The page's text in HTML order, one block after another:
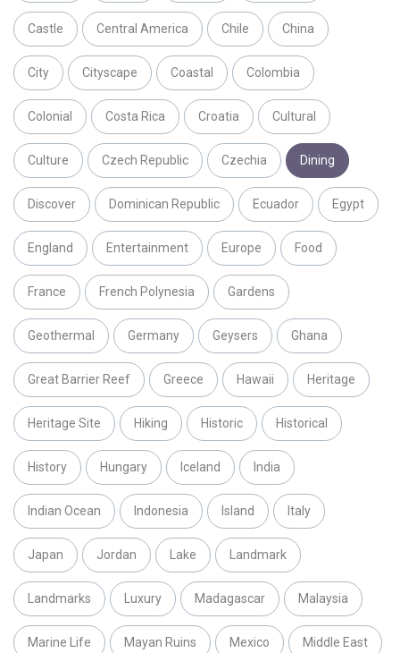
Castle Central America Chile China
City Cityscape Coastal Colombia
Colonial Costa Rica Croatia Cultural
Culture Czech Republic Czechia Dining
Discover Dominican Republic Ecuador Egypt
England Entertainment Europe Food
France French Polynesia Gardens
Geothermal Germany Geysers Ghana
Great Barrier Reef Greece Hawaii Heritage
Heritage Site Hiking Historic Historical
History Hungary Iceland India
Indian Ocean Indonesia Island Italy
Japan Jordan Lake Landmark
Landmarks Luxury Madagascar Malaysia
Marine Life Mayan Ruins Mexico Middle East